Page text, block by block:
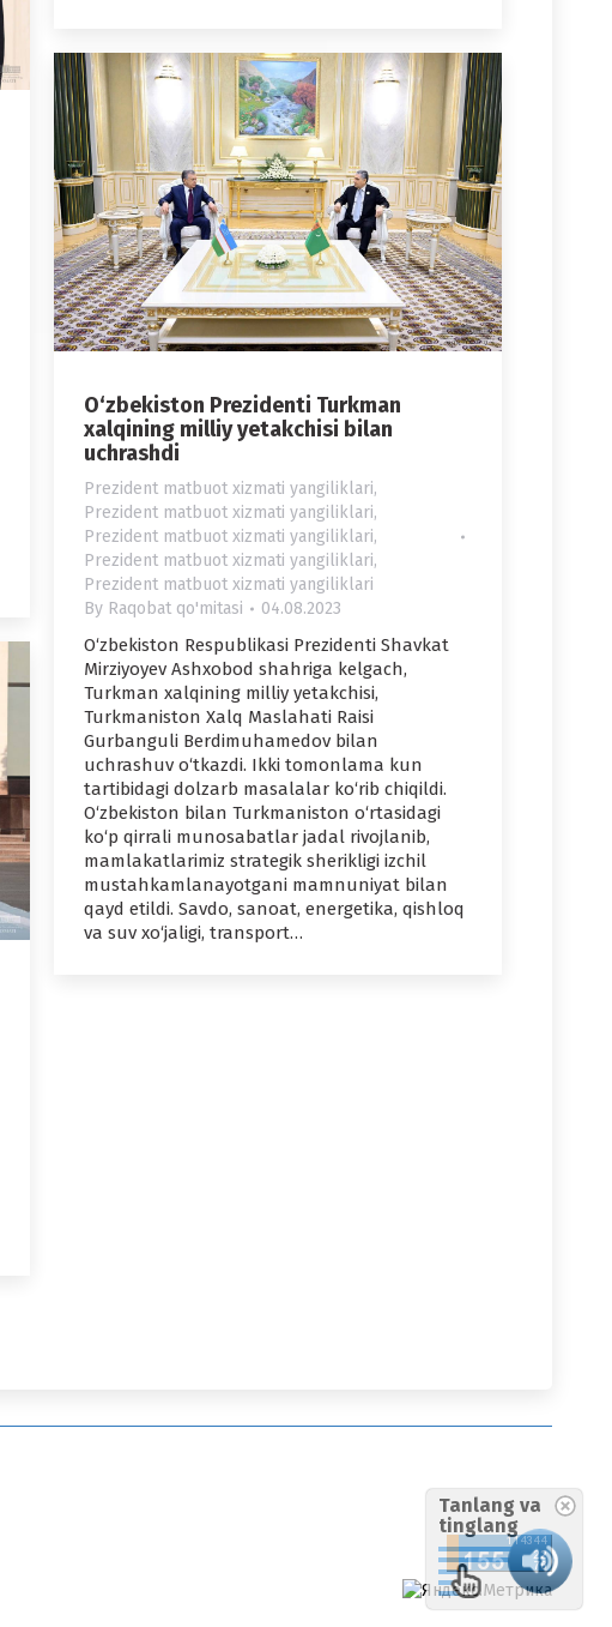
O‘zbekiston Prezidenti Turkman
xalqining milliy yetakchisi bilan
uchrashdi
Prezident matbuot xizmati yangiliklari,
Prezident matbuot xizmati yangiliklari,
Prezident matbuot xizmati yangiliklari,
Prezident matbuot xizmati yangiliklari,
Prezident matbuot xizmati yangiliklari
By Raqobat qo'mitasi 04.08.2023
O‘zbekiston Respublikasi Prezidenti Shavkat
Mirziyoyev Ashxobod shahriga kelgach,
Turkman xalqining milliy yetakchisi,
Turkmaniston Xalq Maslahati Raisi
Gurbanguli Berdimuhamedov bilan
uchrashuv o‘tkazdi. Ikki tomonlama kun
tartibidagi dolzarb masalalar ko‘rib chiqildi.
O‘zbekiston bilan Turkmaniston o‘rtasidagi
ko‘p qirrali munosabatlar jadal rivojlanib,
mamlakatlarimiz strategik sherikligi izchil
mustahkamlanayotgani mamnuniyat bilan
qayd etildi. Savdo, sanoat, energetika, qishloq
va suv xo‘jaligi, transport…
Tanlang va
tinglang